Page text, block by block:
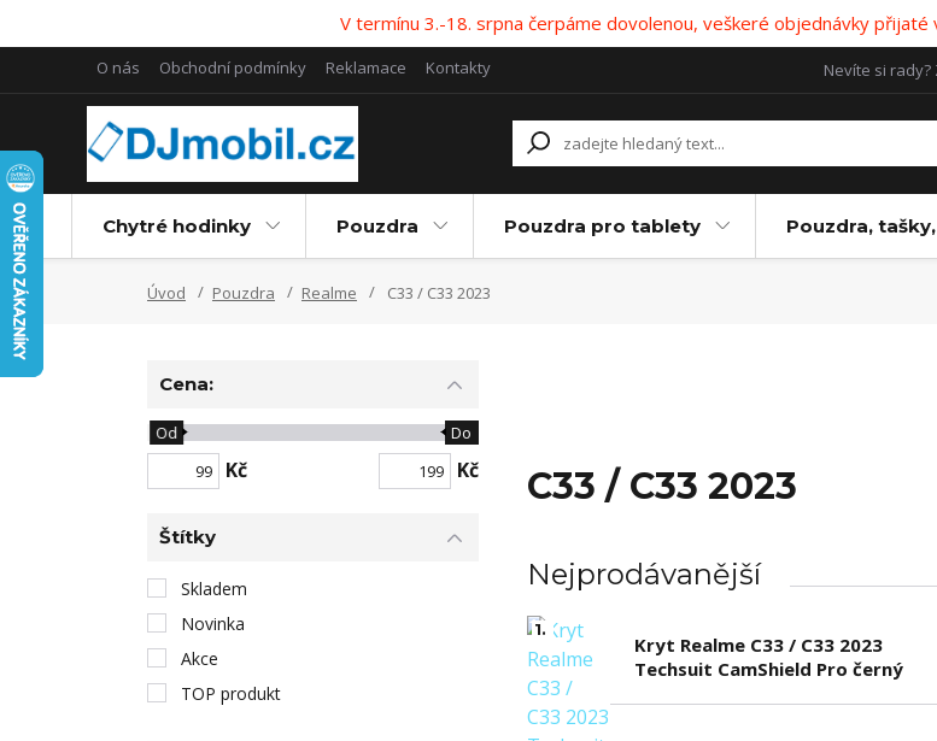
V termínu 3.-18. srpna čerpáme dovolenou, veškeré objednávky
O nás Obchodní podmínky Reklamace Kontakty Nevíte si rady?
Chytré hodinky Pouzdra Pouzdra pro tablety Pouzdra,
Úvod Pouzdra Realme C33 / C33 2023
C33 / C33 2023
Nejprodávanější
1.
Kryt Realme C33 / C33 2023
Techsuit CamShield Pro černý
Cena:
Kč
Od Do
Kč
Štítky
Skladem
Novinka
Akce
TOP produkt